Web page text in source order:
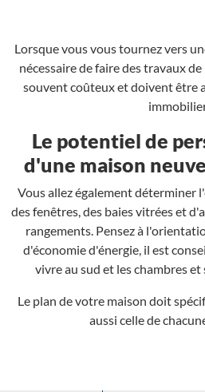
Lorsque vous vous tournez vers
nécessaire de faire des travaux
souvent coûteux et doivent être
Le potentiel de
d'une maison
Vous allez également déterminer
des fenêtres, des baies vitrées et
rangements. Pensez à
d'économie d'énergie, il est
vivre au sud et les chambres et
Le plan de votre maison doit
aussi celle de